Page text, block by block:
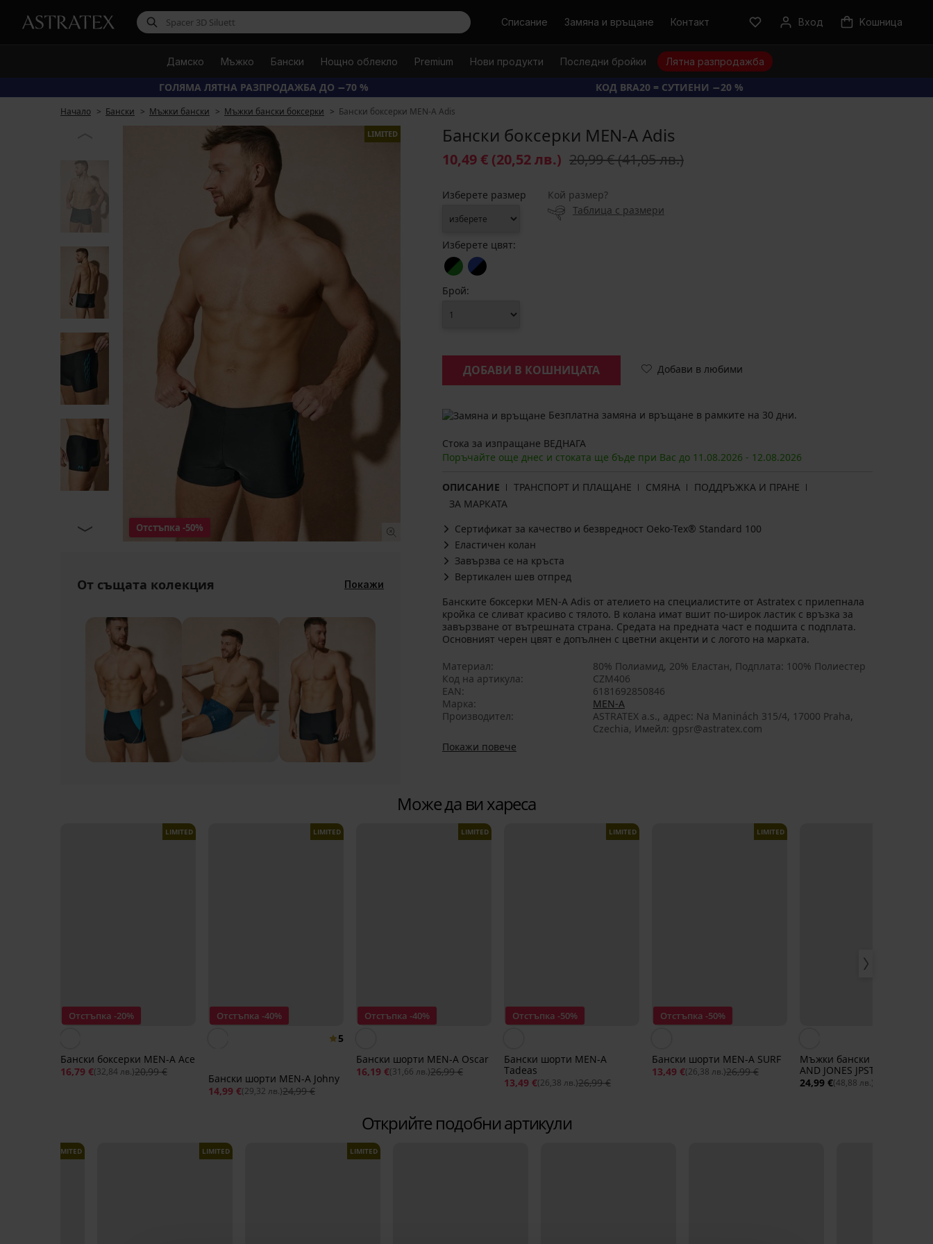
ТърсиСписание Замяна и връщане Контакт Вход Kошница
Дамско Мъжко Бански Нощно облекло Premium Нови продукти Последни бройки Лятна разпродажба
ГОЛЯМА ЛЯТНА РАЗПРОДАЖБА ДО −70 % КОД BRA20 = СУТИЕНИ −20 %
Начало Бански Мъжки бански Мъжки бански боксерки Бански боксерки MEN-A Adis
Отстъпка -50%
LIMITED
От същата колекция Покажи
Бански боксерки MEN-A Adis
10,49 € (20,52 лв.) 20,99 €(41,05 лв.)
Изберете размер
Кой размер?
Таблица с размери
Изберете цвят:
Брой:
ДОБАВИ В КОШНИЦАТА Добави в любими
Безплатна замяна и връщане в рамките на 30 дни.
Стока за изпращане ВЕДНАГА
Поръчайте още днес и стоката ще бъде при Вас до 11.08.2026 - 12.08.2026
ОПИСАНИЕ ТРАНСПОРТ И ПЛАЩАНЕ СМЯНА
ПОДДРЪЖКА И ПРАНЕ
ЗА МАРКАТА
Сертификат за качество и безвредност Oeko-Tex® Standard 100
Еластичен колан
Завързва се на кръста
Вертикален шев отпред
Банските боксерки MEN-A Adis от ателието на специалистите от Astratex с прилепнала
кройка се сливат красиво с тялото. В колана имат вшит по-широк ластик с връзка за
завързване от вътрешната страна. Средата на предната част е подшита с подплата.
Основният черен цвят е допълнен с цветни акценти и с логото на марката.
Материал
80% Полиамид, 20% Еластан, Подплата: 100% Полиестер
Код на артикула
CZM406
EAN
6181692850846
Марка
MEN-A
Производител
ASTRATEX a.s., aдрес: Na Maninách 315/4, 17000 Praha,
Czechia, Имейл: gpsr@astratex.com
Покажи повече
Може да ви хареса
Отстъпка -20%
LIMITED
Бански боксерки MEN-A Ace
16,79 €(32,84 лв.)20,99 €
Отстъпка -40%
LIMITED
5
Бански шорти MEN-A Johny
14,99 €(29,32 лв.)24,99 €
Отстъпка -40%
LIMITED
Бански шорти MEN-A Oscar
16,19 €(31,66 лв.)26,99 €
Отстъпка -50%
LIMITED
Бански шорти MEN-A
Tadeas
13,49 €(26,38 лв.)26,99 €
Отстъпка -50%
LIMITED
Бански шорти MEN-A SURF
13,49 €(26,38 лв.)26,99 €
Мъжки бански шорти JACK
AND JONES JPSTMaui
Norrebro
24,99 €(48,88 лв.)
Открийте подобни артикули
LIMITED LIMITED LIMITED